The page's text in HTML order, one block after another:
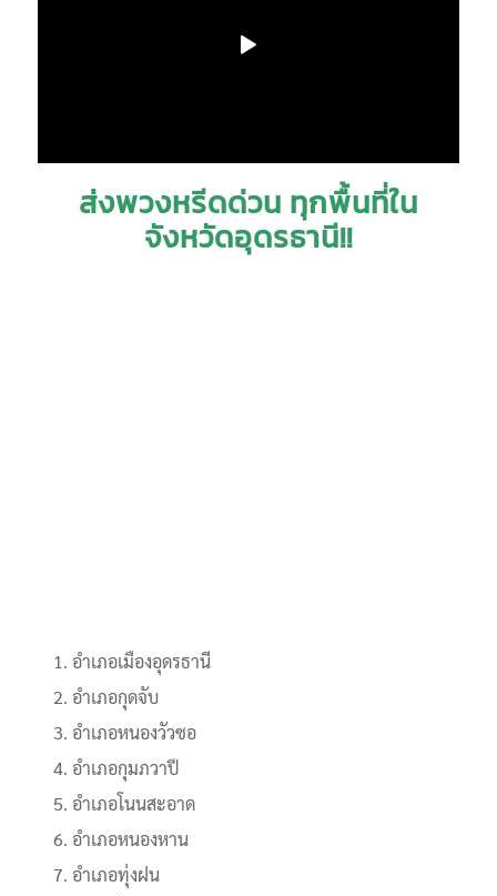
ส่งพวงหรีดด่วน ทุกพื้นที่ใน
จังหวัดอุดรธานี!!
อำเภอเมืองอุดรธานี
อำเภอกุดจับ
อำเภอหนองวัวซอ
อำเภอกุมภวาปี
อำเภอโนนสะอาด
อำเภอหนองหาน
อำเภอทุ่งฝน